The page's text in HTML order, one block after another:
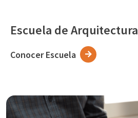
Escuela de Arquitectura
Conocer Escuela